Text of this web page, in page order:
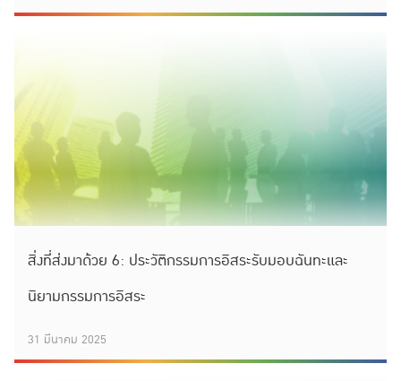
สิ่งที่ส่งมาด้วย 6: ประวัติกรรมการอิสระรับมอบฉันทะและ
นิยามกรรมการอิสระ
31 มีนาคม 2025